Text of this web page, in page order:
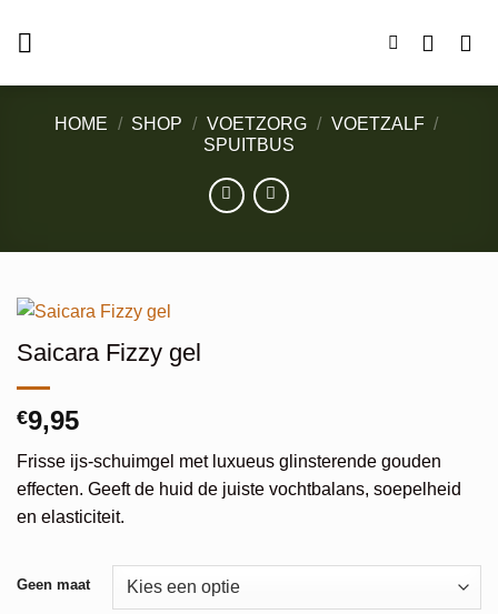
naar
HOME / SHOP / VOETZORG / VOETZALF /
SPUITBUS
Saicara Fizzy gel
€9,95
Frisse ijs-schuimgel met luxueus glinsterende gouden
effecten. Geeft de huid de juiste vochtbalans, soepelheid
en elasticiteit.
Geen maat